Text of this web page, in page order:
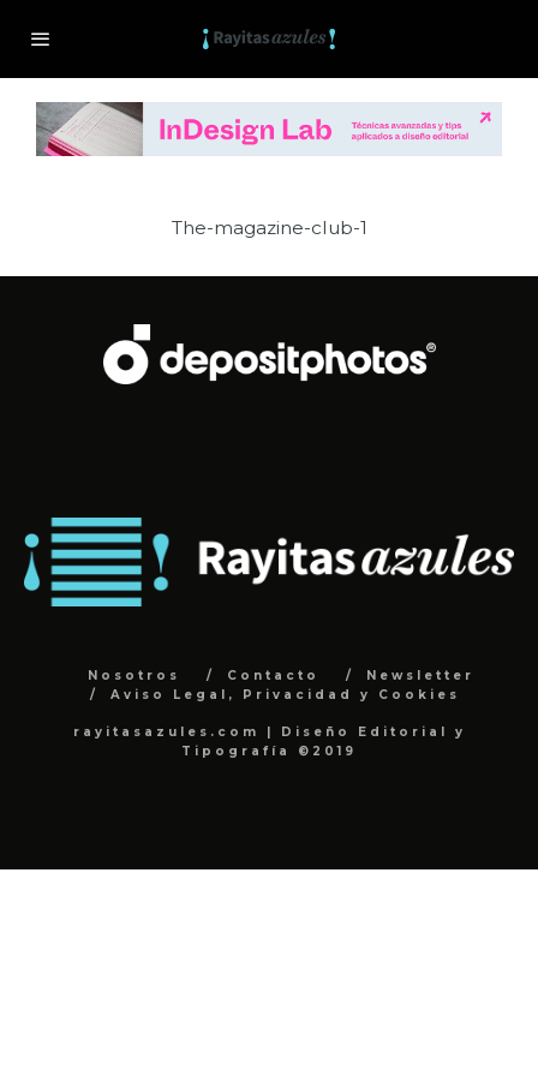
The-magazine-club-1
Nosotros Contacto
Newsletter
Aviso Legal, Privacidad y Cookies
rayitasazules.com | Diseño Editorial y
Tipografía ©2019